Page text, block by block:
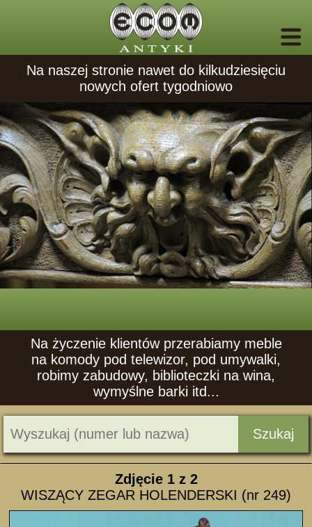
Na naszej stronie nawet do kilkudziesięciu
nowych ofert tygodniowo
Na życzenie klientów przerabiamy meble
na komody pod telewizor, pod umywalki,
robimy zabudowy, biblioteczki na wina,
wymyślne barki itd...
Szukaj
Zdjęcie 1z 2
WISZĄCY ZEGAR HOLENDERSKI (nr 249)